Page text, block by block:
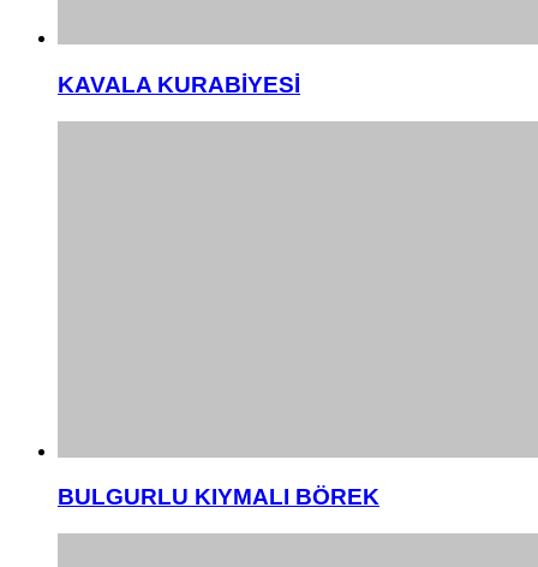
KAVALA KURABİYESİ
BULGURLU KIYMALI BÖREK